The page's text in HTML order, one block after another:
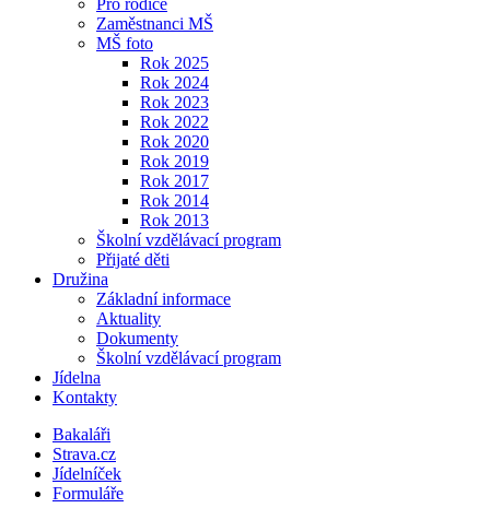
Pro rodiče
Zaměstnanci MŠ
MŠ foto
Rok 2025
Rok 2024
Rok 2023
Rok 2022
Rok 2020
Rok 2019
Rok 2017
Rok 2014
Rok 2013
Školní vzdělávací program
Přijaté děti
Družina
Základní informace
Aktuality
Dokumenty
Školní vzdělávací program
Jídelna
Kontakty
Bakaláři
Strava.cz
Jídelníček
Formuláře